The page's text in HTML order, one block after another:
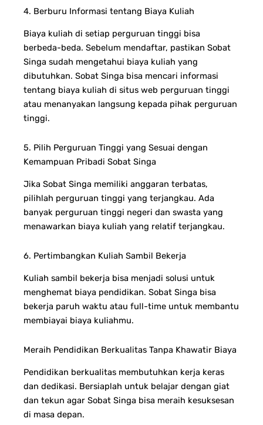
4. Berburu Informasi tentang Biaya Kuliah
Biaya kuliah di setiap perguruan tinggi bisa
berbeda-beda. Sebelum mendaftar, pastikan Sobat
Singa sudah mengetahui biaya kuliah yang
dibutuhkan. Sobat Singa bisa mencari informasi
tentang biaya kuliah di situs web perguruan tinggi
atau menanyakan langsung kepada pihak perguruan
tinggi.
5. Pilih Perguruan Tinggi yang Sesuai dengan
Kemampuan Pribadi Sobat Singa
Jika Sobat Singa memiliki anggaran terbatas,
pilihlah perguruan tinggi yang terjangkau. Ada
banyak perguruan tinggi negeri dan swasta yang
menawarkan biaya kuliah yang relatif terjangkau.
6. Pertimbangkan Kuliah Sambil Bekerja
Kuliah sambil bekerja bisa menjadi solusi untuk
menghemat biaya pendidikan. Sobat Singa bisa
bekerja paruh waktu atau full-time untuk membantu
membiayai biaya kuliahmu.
Meraih Pendidikan Berkualitas Tanpa Khawatir Biaya
Pendidikan berkualitas membutuhkan kerja keras
dan dedikasi. Bersiaplah untuk belajar dengan giat
dan tekun agar Sobat Singa bisa meraih kesuksesan
di masa depan.